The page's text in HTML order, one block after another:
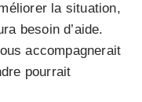
la situation,
besoin d’aide.
accompagnerait
pourrait